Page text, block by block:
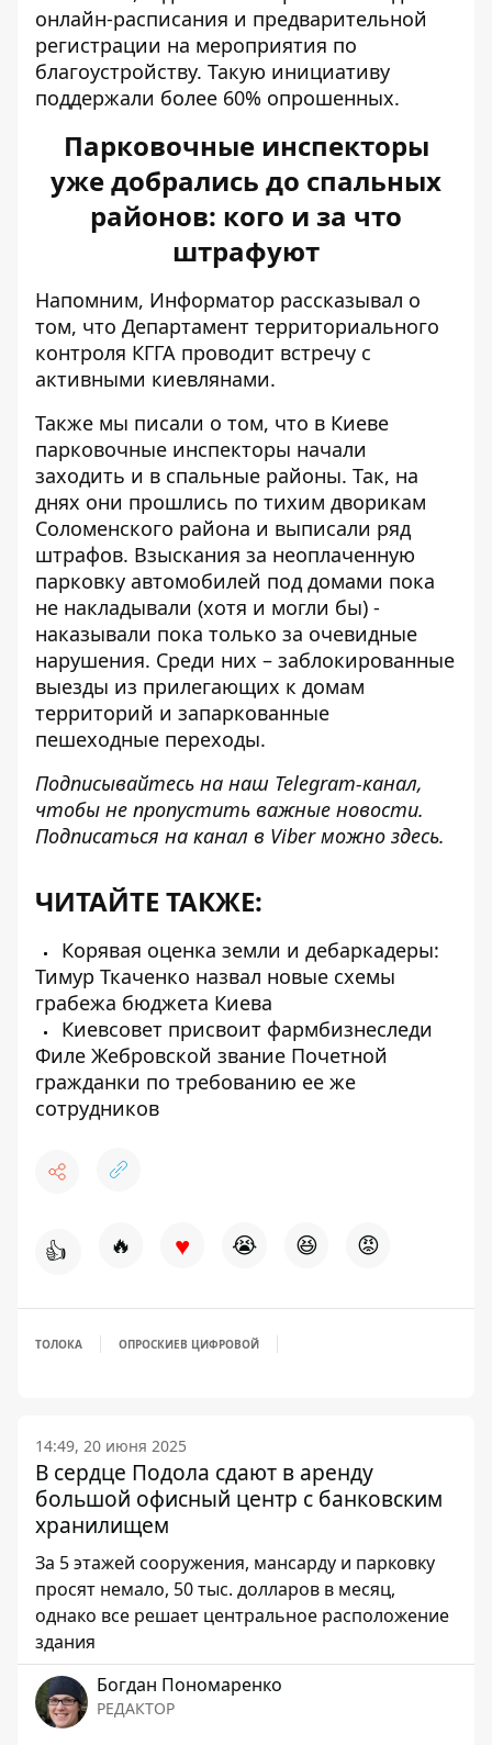
онлайн-расписания и предварительной
регистрации на мероприятия по
благоустройству. Такую инициативу
поддержали более 60% опрошенных.
Парковочные инспекторы
уже добрались до спальных
районов: кого и за что
штрафуют
Напомним, Информатор рассказывал о
том, что Департамент территориального
контроля КГГА проводит встречу с
активными киевлянами.
Также мы писали о том, что в Киеве
парковочные инспекторы начали
заходить и в спальные районы. Так, на
днях они прошлись по тихим дворикам
Соломенского района и выписали ряд
штрафов. Взыскания за неоплаченную
парковку автомобилей под домами пока
не накладывали (хотя и могли бы) -
наказывали пока только за очевидные
нарушения. Среди них – заблокированные
выезды из прилегающих к домам
территорий и запаркованные
пешеходные переходы.
Подписывайтесь на наш Telegram-канал,
чтобы не пропустить важные новости.
Подписаться на канал в Viber можно здесь.
ЧИТАЙТЕ ТАКЖЕ:
Корявая оценка земли и дебаркадеры:
Тимур Ткаченко назвал новые схемы
грабежа бюджета Киева
Киевсовет присвоит фармбизнеследи
Филе Жебровской звание Почетной
гражданки по требованию ее же
сотрудников
👍 🔥 ♥ 😭 😆 😡
ТОЛОКА ОПРОСКИЕВ ЦИФРОВОЙ
14:49, 20 июня 2025
В сердце Подола сдают в аренду
большой офисный центр с банковским
хранилищем
За 5 этажей сооружения, мансарду и парковку
просят немало, 50 тыс. долларов в месяц,
однако все решает центральное расположение
здания
Богдан Пономаренко
РЕДАКТОР